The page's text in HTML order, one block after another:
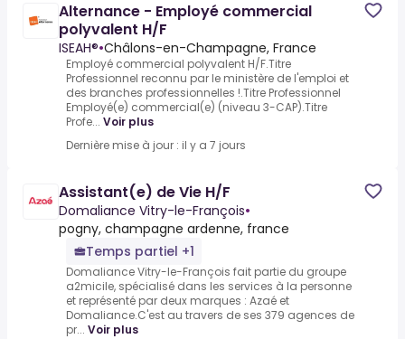
Alternance - Employé commercial
polyvalent H/F
ISEAH®•Châlons-en-Champagne, France
Employé commercial polyvalent H/F.Titre
Professionnel reconnu par le ministère de l'emploi et
des branches professionnelles !.Titre Professionnel
Employé(e) commercial(e) (niveau 3-CAP).Titre
Profe... Voir plus
Dernière mise à jour : il y a 7 jours
Assistant(e) de Vie H/F
Domaliance Vitry-le-François•
pogny, champagne ardenne, france
Temps partiel +1
Domaliance Vitry-le-François fait partie du groupe
a2micile, spécialisé dans les services à la personne
et représenté par deux marques : Azaé et
Domaliance.C'est au travers de ses 379 agences de
pr... Voir plus